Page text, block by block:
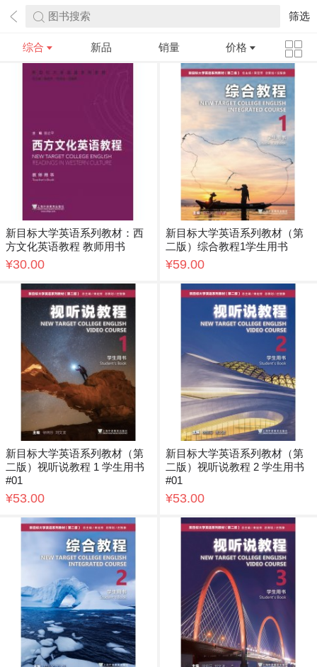
图书搜索 筛选
综合 新品 销量 价格
新目标大学英语系列教材：西
方文化英语教程 教师用书
¥30.00
新目标大学英语系列教材（第
二版）综合教程1学生用书
¥59.00
新目标大学英语系列教材（第
二版）视听说教程 1 学生用书
#01
¥53.00
新目标大学英语系列教材（第
二版）视听说教程 2 学生用书
#01
¥53.00